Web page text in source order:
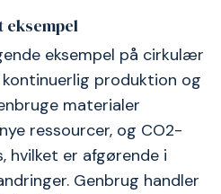
eksempel
eksempel på cirkulær
produktion og
materialer
ressourcer, og CO2-
hvilket er afgørende i
Genbrug handler